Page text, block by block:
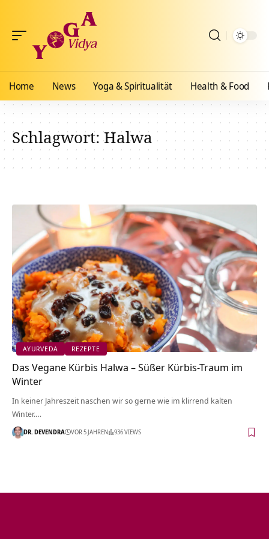
Home News Yoga & Spiritualität Health & Food
Schlagwort:Halwa
AYURVEDA REZEPTE
Das Vegane Kürbis Halwa – Süßer Kürbis-Traum im
Winter
In keiner Jahreszeit naschen wir so gerne wie im klirrend kalten
Winter.…
DR. DEVENDRA VOR 5 JAHREN 936 VIEWS